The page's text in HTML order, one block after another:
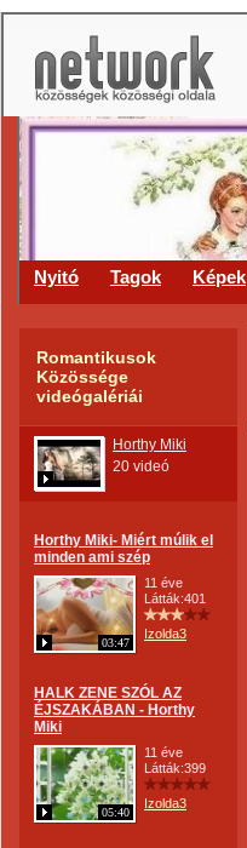
Nyitó Tagok Képek
Romantikusok
Közössége
videógalériái
Horthy Miki
20 videó
Horthy Miki- Miért múlik el
minden ami szép
03:47
11 éve
Látták:401
Izolda3
HALK ZENE SZÓL AZ
ÉJSZAKÁBAN - Horthy
Miki
05:40
11 éve
Látták:399
Izolda3